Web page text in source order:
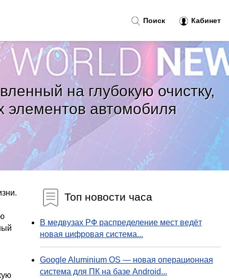
на глубокую очистку,
элементов автомобиля
Топ новости часа
В медвузах РФ распределение мест ведёт
новая цифровая система...
Google Aluminium OS — новая операционная
система для ПК на базе Android...
Поиск Кабинет